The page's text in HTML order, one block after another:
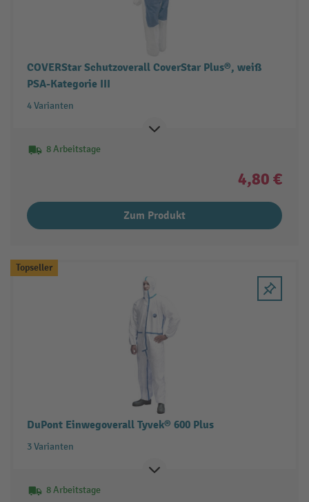
COVERStar Schutzoverall CoverStar Plus®, weiß
PSA-Kategorie III
4 Varianten
8 Arbeitstage
4,80 €
Zum Produkt
Topseller
DuPont Einwegoverall Tyvek® 600 Plus
3 Varianten
8 Arbeitstage